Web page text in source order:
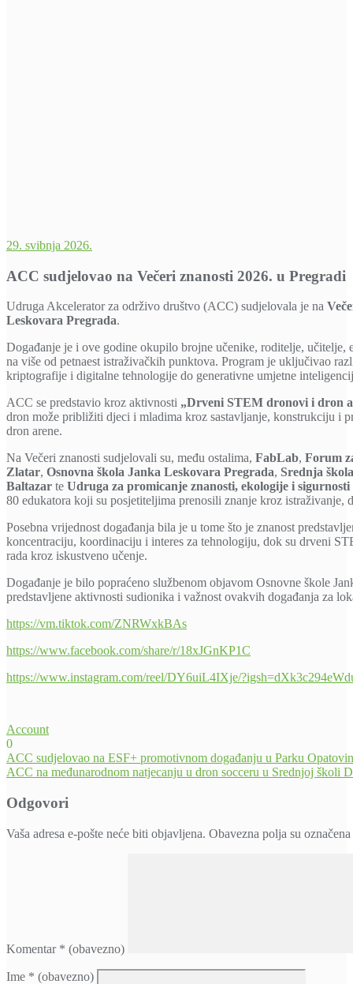
29. svibnja 2026.
ACC sudjelovao na Večeri znanosti 2026. u Pregradi
Udruga Akcelerator za održivo društvo (ACC) sudjelovala je na
Leskovara Pregrada.
Događanje je i ove godine okupilo brojne učenike, roditelje,
na više od petnaest istraživačkih punktova. Program je uključivao
kriptografije i digitalne tehnologije do generativne umjetne
ACC se predstavio kroz aktivnosti „Drveni STEM dronovi i dron
dron može približiti djeci i mladima kroz sastavljanje, konstrukciju i
dron arene.
Na Večeri znanosti sudjelovali su, među ostalima, FabLab, Forum
Zlatar, Osnovna škola Janka Leskovara Pregrada, Srednja
Baltazar te Udruga za promicanje znanosti, ekologije i sigurnosti
80 edukatora koji su posjetiteljima prenosili znanje kroz istraživanje,
Posebna vrijednost događanja bila je u tome što je znanost
koncentraciju, koordinaciju i interes za tehnologiju, dok su drveni
rada kroz iskustveno učenje.
Događanje je bilo popraćeno službenom objavom Osnovne škole
predstavljene aktivnosti sudionika i važnost ovakvih događanja za
https://vm.tiktok.com/ZNRWxkBAs
https://www.facebook.com/share/r/18xJGnKP1C
https://www.instagram.com/reel/DY6uiL4IXje/
Account
0
Navigacija
objava
ACC sudjelovao na ESF+ promotivnom događanju u Parku
ACC na međunarodnom natjecanju u dron socceru u Srednjoj školi
Odgovori
Vaša adresa e-pošte neće biti objavljena. Obavezna polja su
Komentar * (obavezno)
Ime * (obavezno)